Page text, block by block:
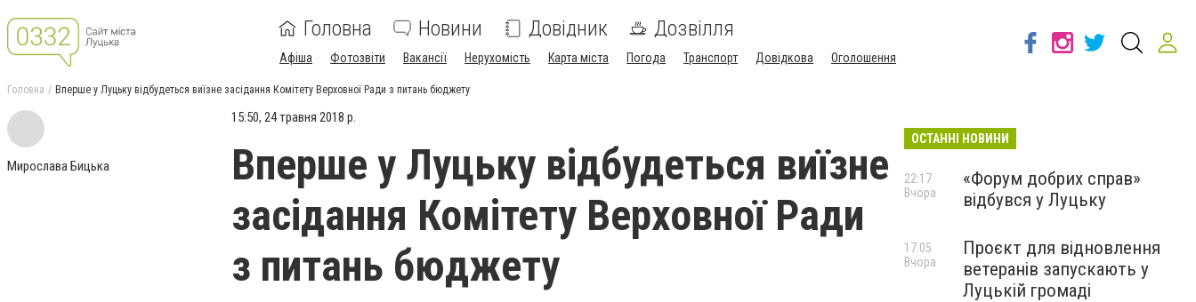
Головна Новини Довідник Дозвілля
Афіша Фотозвіти Вакансії Нерухомість Карта міста Погода Транспорт Довідкова Оголошення
Головна Вперше у Луцьку відбудеться виїзне засідання Комітету Верховної Ради з питань бюджету
Мирослава Бицька
15:50, 24 травня 2018 р.
Вперше у Луцьку відбудеться виїзне
засідання Комітету Верховної Ради
з питань бюджету
ОСТАННІ НОВИНИ
«Форум добрих справ»
відбувся у Луцьку
22:17
Вчора
Проєкт для відновлення
ветеранів запускають у
Луцькій громаді
17:05
Вчора